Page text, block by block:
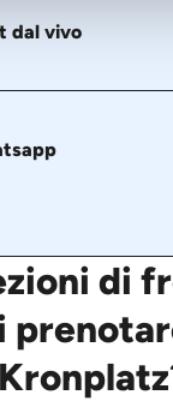
dal vivo
di